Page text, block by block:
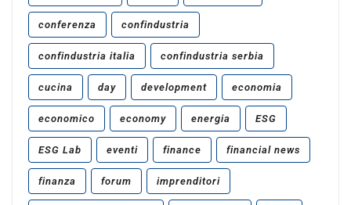
conferenza confindustria
confindustria italia confindustria serbia
cucina day development economia
economico economy energia ESG
ESG Lab eventi finance financial news
finanza forum imprenditori